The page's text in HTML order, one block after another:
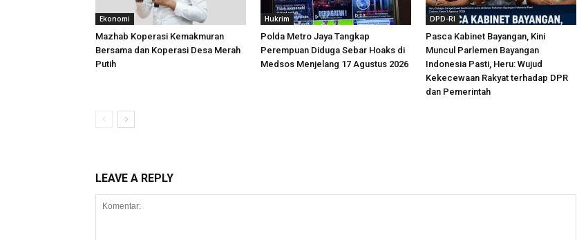
Ekonomi
Mazhab Koperasi Kemakmuran
Bersama dan Koperasi Desa Merah
Putih
Hukrim
Polda Metro Jaya Tangkap
Perempuan Diduga Sebar Hoaks di
Medsos Menjelang 17 Agustus 2026
DPD-RI
Pasca Kabinet Bayangan, Kini
Muncul Parlemen Bayangan
Indonesia Pasti, Heru: Wujud
Kekecewaan Rakyat terhadap DPR
dan Pemerintah
LEAVE A REPLY